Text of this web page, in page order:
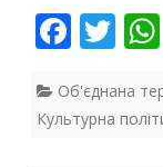
F
e
b
T
itt
er
Об'єднана
Культурна